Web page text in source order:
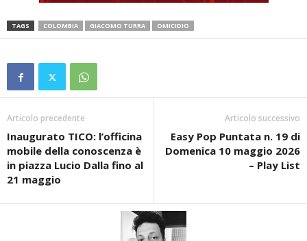
TAGS COLOMBIA GIACOMO TURRA OMICIDIO
Articolo precedente
Inaugurato TICO: l’officina
mobile della conoscenza è
in piazza Lucio Dalla fino al
21 maggio
Articolo successivo
Easy Pop Puntata n. 19 di
Domenica 10 maggio 2026
– Play List